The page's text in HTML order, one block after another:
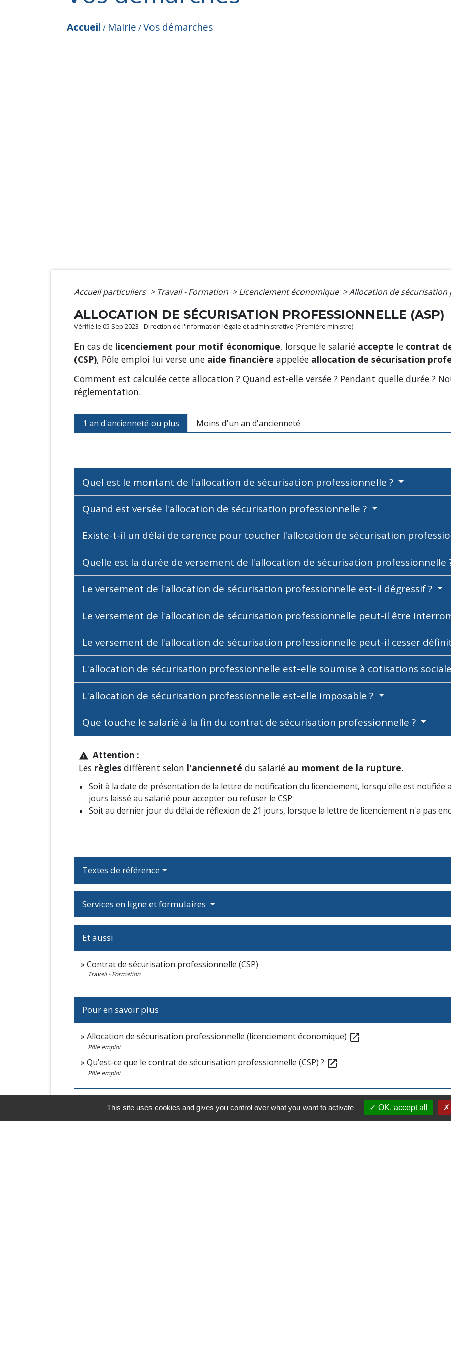
Accueil / Mairie /Vos démarches
Accueil particuliers > Travail - Formation > Licenciement économique >Allocation de sécurisation
ALLOCATION DE SÉCURISATION PROFESSIONNELLE (ASP)
Vérifié le 05 Sep 2023 - Direction de l'information légale et administrative (Première ministre)
En cas de licenciement pour motif économique, lorsque le salarié accepte le contrat
(CSP), Pôle emploi lui verse une aide financière appelée allocation de sécurisation
Comment est calculée cette allocation ? Quand est-elle versée ? Pendant quelle durée ?
réglementation.
1 an d'ancienneté ou plus Moins d'un an d'ancienneté
Quel est le montant de l'allocation de sécurisation professionnelle ?
Quand est versée l'allocation de sécurisation professionnelle ?
Existe-t-il un délai de carence pour toucher l'allocation de sécurisation
Quelle est la durée de versement de l'allocation de sécurisation professionnelle
Le versement de l'allocation de sécurisation professionnelle est-il dégressif ?
Le versement de l'allocation de sécurisation professionnelle peut-il être
Le versement de l'allocation de sécurisation professionnelle peut-il cesser
L'allocation de sécurisation professionnelle est-elle soumise à cotisations
L'allocation de sécurisation professionnelle est-elle imposable ?
Que touche le salarié à la fin du contrat de sécurisation professionnelle ?
warning Attention :
Les règles diffèrent selon l'ancienneté du salarié au moment de la rupture.
Soit à la date de présentation de la lettre de notification du licenciement, lorsqu'elle est notifiée
jours laissé au salarié pour accepter ou refuser le CSP
Soit au dernier jour du délai de réflexion de 21 jours, lorsque la lettre de licenciement n'a pas
Textes de référence
Services en ligne et formulaires
Et aussi
Contrat de sécurisation professionnelle (CSP)
Travail - Formation
Pour en savoir plus
Allocation de sécurisation professionnelle (licenciement économique) open_in_new
Pôle emploi
Qu’est-ce que le contrat de sécurisation professionnelle (CSP) ? open_in_new
Pôle emploi
This site uses cookies and gives you control over what you want to activate OK, accept all